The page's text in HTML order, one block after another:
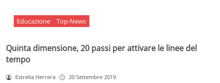
Educazione Top-News
Quinta dimensione, 20 passi per attivare le linee del
tempo
Estrella Herrera 20 Settembre 2019